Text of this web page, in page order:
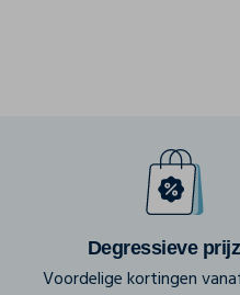
Degressieve
Voordelige kortingen